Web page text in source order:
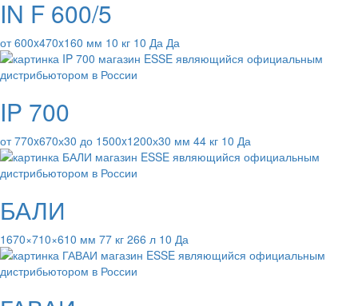
IN F 600/5
от 600x470x160 мм 10 кг 10 Да Да
IP 700
от 770x670х30 до 1500x1200х30 мм 44 кг 10 Да
БАЛИ
1670×710×610 мм 77 кг 266 л 10 Да